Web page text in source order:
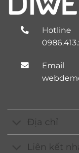
Hotline
Email
Địa chỉ
Liên kết